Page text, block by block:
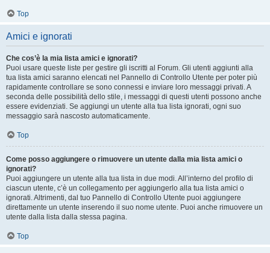
Top
Amici e ignorati
Che cos’è la mia lista amici e ignorati?
Puoi usare queste liste per gestire gli iscritti al Forum. Gli utenti aggiunti alla
tua lista amici saranno elencati nel Pannello di Controllo Utente per poter più
rapidamente controllare se sono connessi e inviare loro messaggi privati. A
seconda delle possibilità dello stile, i messaggi di questi utenti possono anche
essere evidenziati. Se aggiungi un utente alla tua lista ignorati, ogni suo
messaggio sarà nascosto automaticamente.
Top
Come posso aggiungere o rimuovere un utente dalla mia lista amici o
ignorati?
Puoi aggiungere un utente alla tua lista in due modi. All’interno del profilo di
ciascun utente, c’è un collegamento per aggiungerlo alla tua lista amici o
ignorati. Altrimenti, dal tuo Pannello di Controllo Utente puoi aggiungere
direttamente un utente inserendo il suo nome utente. Puoi anche rimuovere un
utente dalla lista dalla stessa pagina.
Top